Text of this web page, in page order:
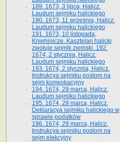
189. 1673, 3 lipca, Halicz.
Laudum sejmiku halickiego
190. 1673, 11 września, Halicz.
Laudum sejmiku halickiego
191. 1673, 10 listopada,
Kniehinicze. Kasztelan halicki
zwołuje sejmik ziemski. 192.
1674, 2 stycznia, Halicz.
Laudum sejmiku halickiego
193. 1674, 2 stycznia, Halicz.
Instrukcya sejmiku posłom na
sejm konwokacyjny
194. 1674, 29 marca, Halicz.
Laudum sejmiku halickiego
195. 1674, 29 marca, Halicz.
Deklaracya sejmiku halickiego w
sprawie podatków
196. 1674, 29 marca, Halicz.
Instrukcya sejmiku posłom na
sejm elekcyjny